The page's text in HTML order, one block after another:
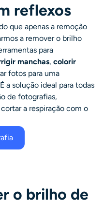
reflexos
que apenas a remoção
a remover o brilho
para
manchas, colorir
fotos para uma
a solução ideal para todas
de fotografias,
a respiração com o
o brilho de